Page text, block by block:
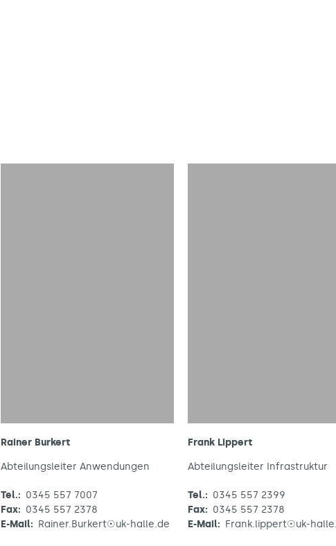
Rainer Burkert
Abteilungsleiter Anwendungen
Tel.: 0345 557 7007
Fax: 0345 557 2378
E-Mail: Rainer.Burkert☉uk-halle.de
Frank Lippert
Abteilungsleiter Infrastruktur
Tel.: 0345 557 2399
Fax: 0345 557 2378
E-Mail: Frank.lippert☉uk-